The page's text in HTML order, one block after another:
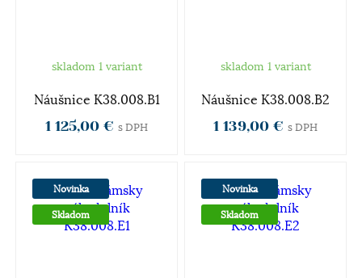
skladom 1 variant
Náušnice K38.008.B1
1 125,00 € s DPH
skladom 1 variant
Náušnice K38.008.B2
1 139,00 € s DPH
Novinka
Skladom
Novinka
Skladom